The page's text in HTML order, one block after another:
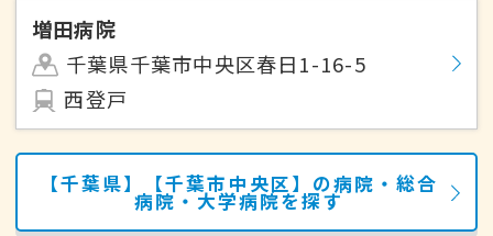
増田病院
千葉県千葉市中央区春日1-16-5
西登戸
【千葉県】【千葉市中央区】の病院・総合
病院・大学病院を探す